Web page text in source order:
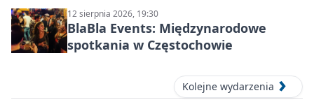
12 sierpnia 2026, 19:30
BlaBla Events: Międzynarodowe
spotkania w Częstochowie
Kolejne wydarzenia